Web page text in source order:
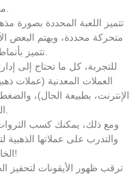
تتميز اللعبة المحددة بصورة
متحركة محددة، ويهتم البعض
للتجربة، كل ما تحتاج إلى
العملات المعدنية (عملات
الإنترنت، بطبيعة الحال)،
ومع ذلك، يمكنك كسب
والتدرب على عملاتها الذهبية
الخاصة بنا!
ترقب ظهور الأيقونات لتحفيز